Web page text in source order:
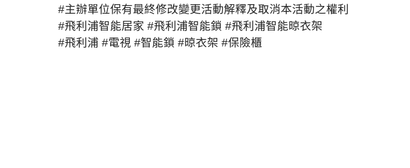
#主辦單位保有最終修改變更活動解釋及取消本活動之權利
#飛利浦智能居家 #飛利浦智能鎖 #飛利浦智能晾衣架
#飛利浦 #電視 #智能鎖 #晾衣架 #保險櫃